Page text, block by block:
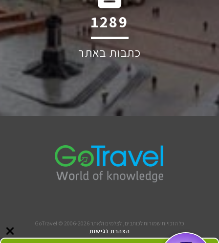
2014
כתבות באתר
כל הזכויות שמורות לכותבים, לצלמים ולאתר GoTravel © 2006-2026
הצהרת נגישות
תנאי שימוש